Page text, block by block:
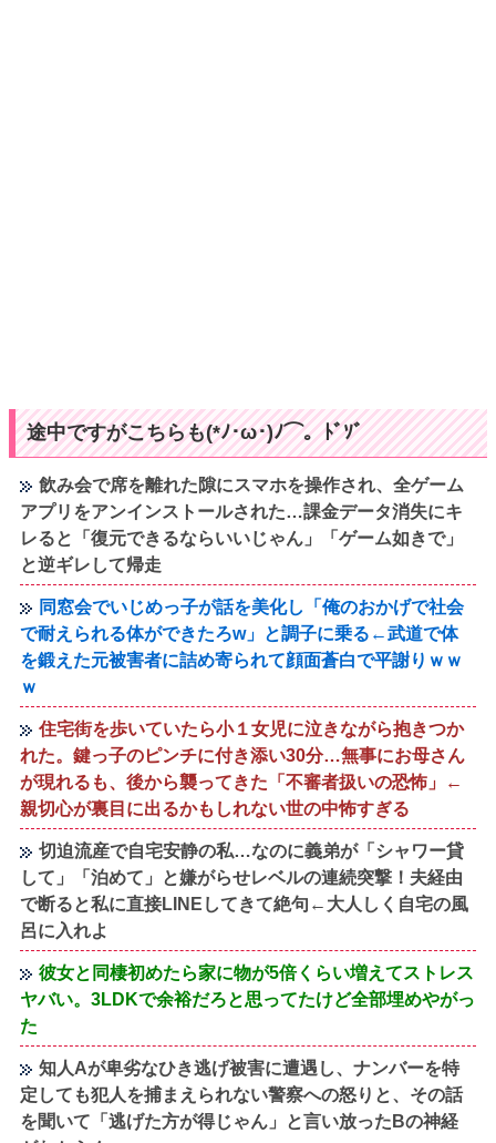
途中ですがこちらも(*ﾉ･ω･)ﾉ⌒。ﾄﾞｿﾞ
飲み会で席を離れた隙にスマホを操作され、全ゲーム
アプリをアンインストールされた…課金データ消失にキ
レると「復元できるならいいじゃん」「ゲーム如きで」
と逆ギレして帰走
同窓会でいじめっ子が話を美化し「俺のおかげで社会
で耐えられる体ができたろw」と調子に乗る←武道で体
を鍛えた元被害者に詰め寄られて顔面蒼白で平謝りｗｗ
ｗ
住宅街を歩いていたら小１女児に泣きながら抱きつか
れた。鍵っ子のピンチに付き添い30分…無事にお母さん
が現れるも、後から襲ってきた「不審者扱いの恐怖」←
親切心が裏目に出るかもしれない世の中怖すぎる
切迫流産で自宅安静の私…なのに義弟が「シャワー貸
して」「泊めて」と嫌がらせレベルの連続突撃！夫経由
で断ると私に直接LINEしてきて絶句←大人しく自宅の風
呂に入れよ
彼女と同棲初めたら家に物が5倍くらい増えてストレス
ヤバい。3LDKで余裕だろと思ってたけど全部埋めやがっ
た
知人Aが卑劣なひき逃げ被害に遭遇し、ナンバーを特
定しても犯人を捕まえられない警察への怒りと、その話
を聞いて「逃げた方が得じゃん」と言い放ったBの神経